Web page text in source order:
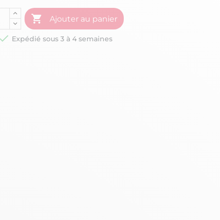
 Ajouter au panier
Expédié sous 3 à 4 semaines